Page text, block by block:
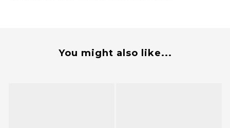
You might also like...